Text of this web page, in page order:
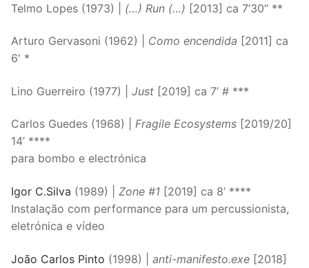
Telmo Lopes (1973) | (…) Run (…) [2013] ca 7’30’’ **
Arturo Gervasoni (1962) | Como encendida [2011] ca
6′ *
Lino Guerreiro (1977) | Just [2019] ca 7’ # ***
Carlos Guedes (1968) | Fragile Ecosystems [2019/20]
14’ ****
para bombo e electrónica
Igor C.Silva (1989) | Zone #1 [2019] ca 8’ ****
Instalação com performance para um percussionista,
eletrónica e vídeo
João Carlos Pinto (1998) | anti-manifesto.exe [2018]